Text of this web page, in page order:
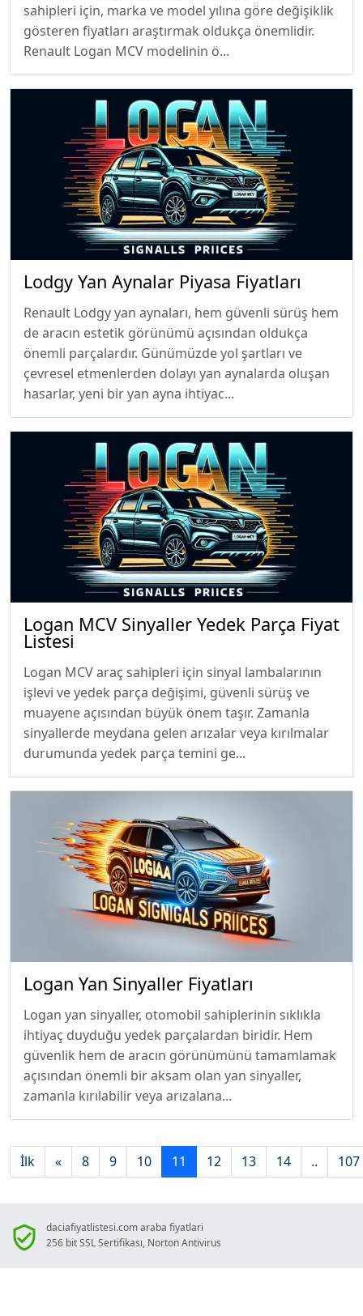
sahipleri için, marka ve model yılına göre değişiklik
gösteren fiyatları araştırmak oldukça önemlidir.
Renault Logan MCV modelinin ö...
Lodgy Yan Aynalar Piyasa Fiyatları
Renault Lodgy yan aynaları, hem güvenli sürüş hem
de aracın estetik görünümü açısından oldukça
önemli parçalardır. Günümüzde yol şartları ve
çevresel etmenlerden dolayı yan aynalarda oluşan
hasarlar, yeni bir yan ayna ihtiyac...
Logan MCV Sinyaller Yedek Parça Fiyat
Listesi
Logan MCV araç sahipleri için sinyal lambalarının
işlevi ve yedek parça değişimi, güvenli sürüş ve
muayene açısından büyük önem taşır. Zamanla
sinyallerde meydana gelen arızalar veya kırılmalar
durumunda yedek parça temini ge...
Logan Yan Sinyaller Fiyatları
Logan yan sinyaller, otomobil sahiplerinin sıklıkla
ihtiyaç duyduğu yedek parçalardan biridir. Hem
güvenlik hem de aracın görünümünü tamamlamak
açısından önemli bir aksam olan yan sinyaller,
zamanla kırılabilir veya arızalana...
İlk « 8 9 10 11 12 13 14 .. 107
daciafiyatlistesi.com araba fiyatlari
256 bit SSL Sertifikası, Norton Antivirus